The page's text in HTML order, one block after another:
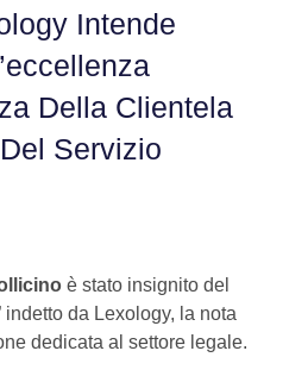
Intende
Della Clientela
Servizio
è stato insignito del
indetto da Lexology, la nota
dedicata al settore legale.